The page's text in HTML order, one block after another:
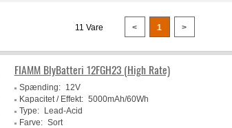
11 Vare < 1 >
FIAMM BlyBatteri 12FGH23 (High Rate)
Spænding:
12V
Kapacitet / Effekt: 5000mAh/60Wh
Type:
Lead-Acid
Farve: Sort